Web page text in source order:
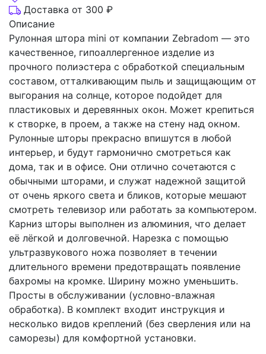
Доставка от 300 ₽
Описание
Рулонная штора mini от компании Zebradom — это
качественное, гипоаллергенное изделие из
прочного полиэстера с обработкой специальным
составом, отталкивающим пыль и защищающим от
выгорания на солнце, которое подойдет для
пластиковых и деревянных окон. Может крепиться
к створке, в проем, а также на стену над окном.
Рулонные шторы прекрасно впишутся в любой
интерьер, и будут гармонично смотреться как
дома, так и в офисе. Они отлично сочетаются с
обычными шторами, и служат надежной защитой
от очень яркого света и бликов, которые мешают
смотреть телевизор или работать за компьютером.
Карниз шторы выполнен из алюминия, что делает
её лёгкой и долговечной. Нарезка с помощью
ультразвукового ножа позволяет в течении
длительного времени предотвращать появление
бахромы на кромке. Ширину можно уменьшить.
Просты в обслуживании (условно-влажная
обработка). В комплект входит инструкция и
несколько видов креплений (без сверления или на
саморезы) для комфортной установки.